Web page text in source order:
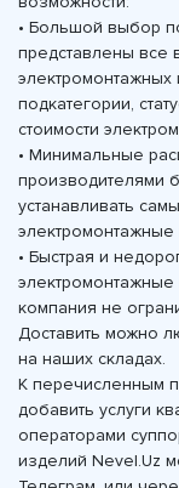
• Большой выбор
представлены все
подкатегории,
стоимости
• Минимальные
производителями
устанавливать
электромонтажные
• Быстрая и
компания не
Доставить можно
на наших складах.
К перечисленным
добавить услуги
операторами
изделий Nevel.Uz